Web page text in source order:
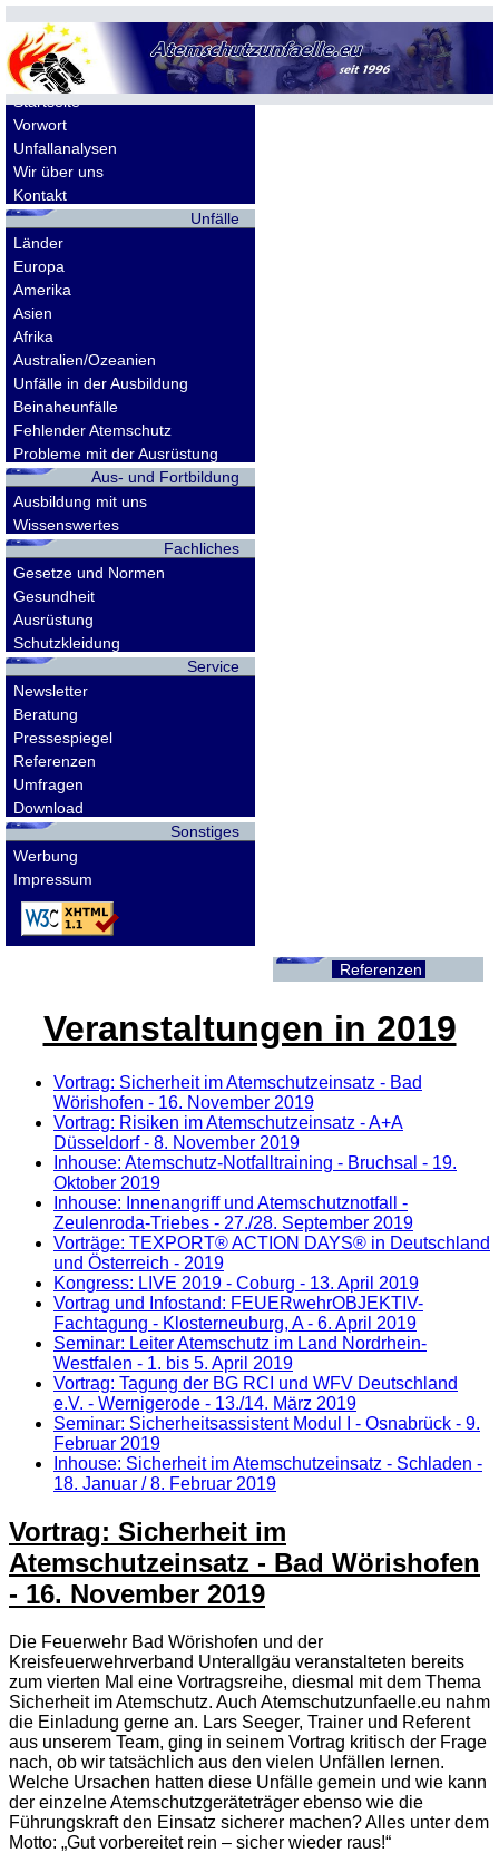
Allgemeines
Startseite
Vorwort
Unfallanalysen
Wir über uns
Kontakt
Unfälle
Länder
Europa
Amerika
Asien
Afrika
Australien/Ozeanien
Unfälle in der Ausbildung
Beinaheunfälle
Fehlender Atemschutz
Probleme mit der Ausrüstung
Aus- und Fortbildung
Ausbildung mit uns
Wissenswertes
Fachliches
Gesetze und Normen
Gesundheit
Ausrüstung
Schutzkleidung
Service
Newsletter
Beratung
Pressespiegel
Referenzen
Umfragen
Download
Sonstiges
Werbung
Impressum
Referenzen
Veranstaltungen in 2019
Vortrag: Sicherheit im Atemschutzeinsatz - Bad
Wörishofen - 16. November 2019
Vortrag: Risiken im Atemschutzeinsatz - A+A
Düsseldorf - 8. November 2019
Inhouse: Atemschutz-Notfalltraining - Bruchsal - 19.
Oktober 2019
Inhouse: Innenangriff und Atemschutznotfall -
Zeulenroda-Triebes - 27./28. September 2019
Vorträge: TEXPORT® ACTION DAYS® in Deutschland
und Österreich - 2019
Kongress: LIVE 2019 - Coburg - 13. April 2019
Vortrag und Infostand: FEUERwehrOBJEKTIV-
Fachtagung - Klosterneuburg, A - 6. April 2019
Seminar: Leiter Atemschutz im Land Nordrhein-
Westfalen - 1. bis 5. April 2019
Vortrag: Tagung der BG RCI und WFV Deutschland
e.V. - Wernigerode - 13./14. März 2019
Seminar: Sicherheitsassistent Modul I - Osnabrück - 9.
Februar 2019
Inhouse: Sicherheit im Atemschutzeinsatz - Schladen -
18. Januar / 8. Februar 2019
Vortrag: Sicherheit im
Atemschutzeinsatz - Bad Wörishofen
- 16. November 2019
Die Feuerwehr Bad Wörishofen und der
Kreisfeuerwehrverband Unterallgäu veranstalteten bereits
zum vierten Mal eine Vortragsreihe, diesmal mit dem Thema
Sicherheit im Atemschutz. Auch Atemschutzunfaelle.eu nahm
die Einladung gerne an. Lars Seeger, Trainer und Referent
aus unserem Team, ging in seinem Vortrag kritisch der Frage
nach, ob wir tatsächlich aus den vielen Unfällen lernen.
Welche Ursachen hatten diese Unfälle gemein und wie kann
der einzelne Atemschutzgeräteträger ebenso wie die
Führungskraft den Einsatz sicherer machen? Alles unter dem
Motto: „Gut vorbereitet rein – sicher wieder raus!“